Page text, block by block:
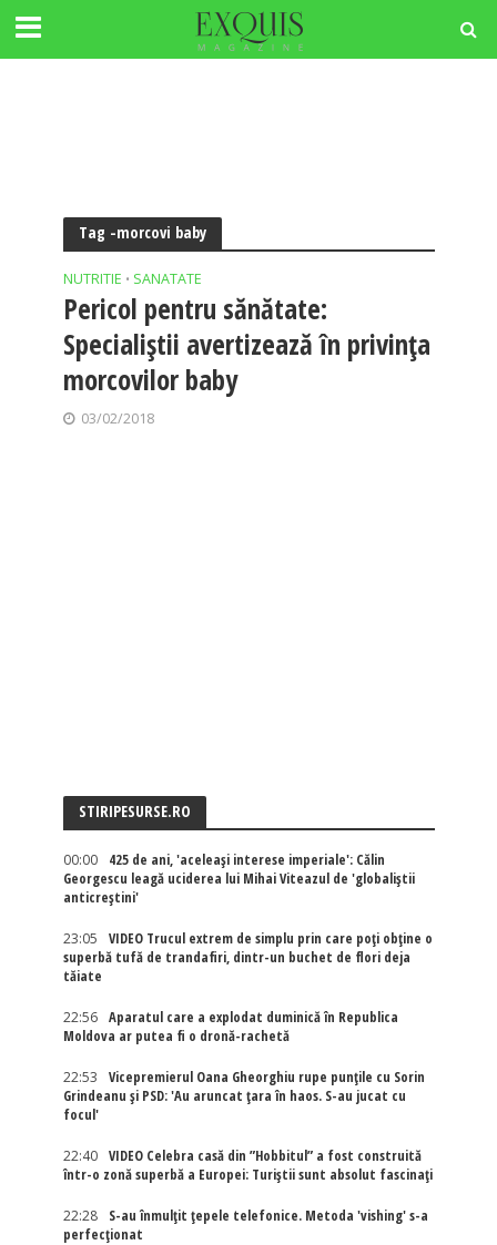
Tag -morcovi baby
NUTRITIE • SANATATE
Pericol pentru sănătate:
Specialiştii avertizează în privinţa
morcovilor baby
03/02/2018
STIRIPESURSE.RO
00:00
425 de ani, 'aceleași interese imperiale': Călin
Georgescu leagă uciderea lui Mihai Viteazul de 'globaliștii
anticreștini'
23:05
VIDEO Trucul extrem de simplu prin care poți obține o
superbă tufă de trandafiri, dintr-un buchet de flori deja
tăiate
22:56
Aparatul care a explodat duminică în Republica
Moldova ar putea fi o dronă-rachetă
22:53
Vicepremierul Oana Gheorghiu rupe punțile cu Sorin
Grindeanu și PSD: 'Au aruncat țara în haos. S-au jucat cu
focul'
22:40
VIDEO Celebra casă din ”Hobbitul” a fost construită
într-o zonă superbă a Europei: Turiștii sunt absolut fascinați
22:28
S-au înmulțit țepele telefonice. Metoda 'vishing' s-a
perfecționat